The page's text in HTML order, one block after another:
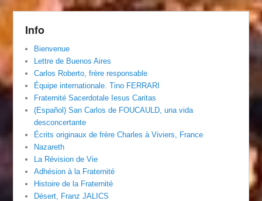
Info
Bienvenue
Lettre de Buenos Aires
Carlos Roberto, frère responsable
Équipe internationale. Tino FERRARI
Fraternité Sacerdotale Iesus Caritas
(Español) San Carlos de FOUCAULD, una vida
desconcertante
Écrits originaux de frère Charles à Viviers, France
Nazareth
La Révision de Vie
Adhésion à la Fraternité
Histoire de la Fraternité
Désert, Franz JALICS